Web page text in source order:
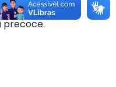
precoce.